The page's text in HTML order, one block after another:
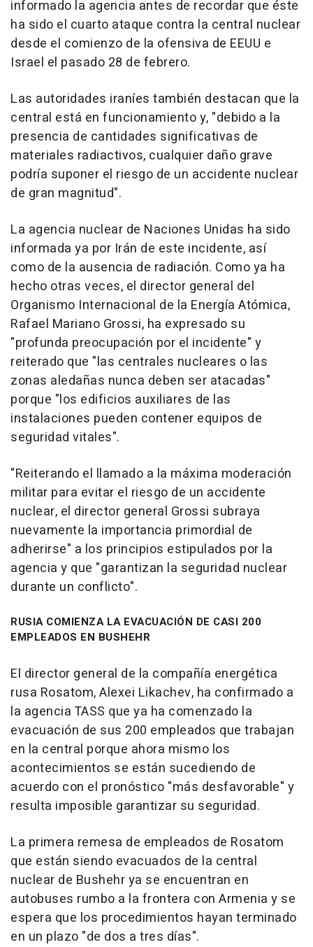
informado la agencia antes de recordar que éste
ha sido el cuarto ataque contra la central nuclear
desde el comienzo de la ofensiva de EEUU e
Israel el pasado 28 de febrero.
Las autoridades iraníes también destacan que la
central está en funcionamiento y, "debido a la
presencia de cantidades significativas de
materiales radiactivos, cualquier daño grave
podría suponer el riesgo de un accidente nuclear
de gran magnitud".
La agencia nuclear de Naciones Unidas ha sido
informada ya por Irán de este incidente, así
como de la ausencia de radiación. Como ya ha
hecho otras veces, el director general del
Organismo Internacional de la Energía Atómica,
Rafael Mariano Grossi, ha expresado su
"profunda preocupación por el incidente" y
reiterado que "las centrales nucleares o las
zonas aledañas nunca deben ser atacadas"
porque "los edificios auxiliares de las
instalaciones pueden contener equipos de
seguridad vitales".
"Reiterando el llamado a la máxima moderación
militar para evitar el riesgo de un accidente
nuclear, el director general Grossi subraya
nuevamente la importancia primordial de
adherirse" a los principios estipulados por la
agencia y que "garantizan la seguridad nuclear
durante un conflicto".
RUSIA COMIENZA LA EVACUACIÓN DE CASI 200
EMPLEADOS EN BUSHEHR
El director general de la compañía energética
rusa Rosatom, Alexei Likachev, ha confirmado a
la agencia TASS que ya ha comenzado la
evacuación de sus 200 empleados que trabajan
en la central porque ahora mismo los
acontecimientos se están sucediendo de
acuerdo con el pronóstico "más desfavorable" y
resulta imposible garantizar su seguridad.
La primera remesa de empleados de Rosatom
que están siendo evacuados de la central
nuclear de Bushehr ya se encuentran en
autobuses rumbo a la frontera con Armenia y se
espera que los procedimientos hayan terminado
en un plazo "de dos a tres días".